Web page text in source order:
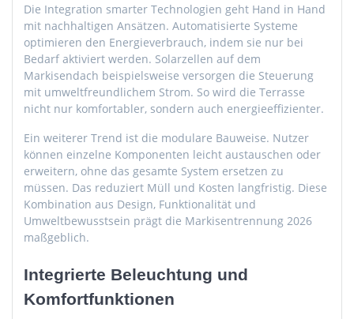
Die Integration smarter Technologien geht Hand in Hand
mit nachhaltigen Ansätzen. Automatisierte Systeme
optimieren den Energieverbrauch, indem sie nur bei
Bedarf aktiviert werden. Solarzellen auf dem
Markisendach beispielsweise versorgen die Steuerung
mit umweltfreundlichem Strom. So wird die Terrasse
nicht nur komfortabler, sondern auch energieeffizienter.
Ein weiterer Trend ist die modulare Bauweise. Nutzer
können einzelne Komponenten leicht austauschen oder
erweitern, ohne das gesamte System ersetzen zu
müssen. Das reduziert Müll und Kosten langfristig. Diese
Kombination aus Design, Funktionalität und
Umweltbewusstsein prägt die Markisentrennung 2026
maßgeblich.
Integrierte Beleuchtung und
Komfortfunktionen